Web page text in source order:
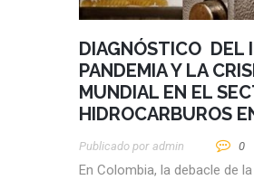
DIAGNÓSTICO DEL
PANDEMIA Y LA
MUNDIAL EN EL
HIDROCARBUROS
Publicado por Admin 0
En Colombia, la debacle de